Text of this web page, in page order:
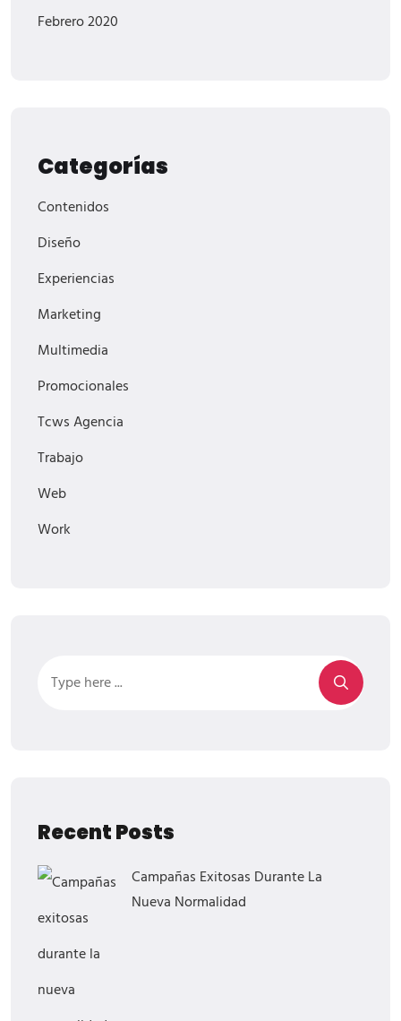
Febrero 2020
Categorías
Contenidos
Diseño
Experiencias
Marketing
Multimedia
Promocionales
Tcws Agencia
Trabajo
Web
Work
Recent Posts
Campañas Exitosas Durante La
Nueva Normalidad